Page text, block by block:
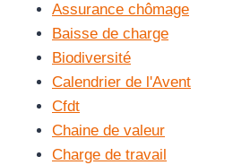
Assurance chômage
Baisse de charge
Biodiversité
Calendrier de l'Avent
Cfdt
Chaine de valeur
Charge de travail